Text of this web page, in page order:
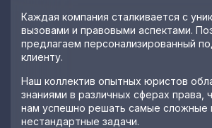
Каждая компания сталкивается с
вызовами и правовыми аспектами.
предлагаем персонализированный
клиенту.
Наш коллектив опытных юристов
знаниями в различных сферах права,
нам успешно решать самые сложные
нестандартные задачи.